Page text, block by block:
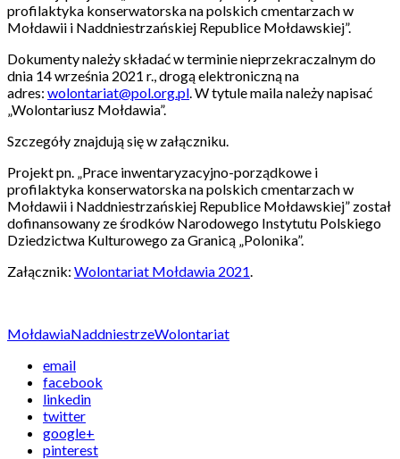
profilaktyka konserwatorska na polskich cmentarzach w
Mołdawii i Naddniestrzańskiej Republice Mołdawskiej”.
Dokumenty należy składać w terminie nieprzekraczalnym do
dnia 14 września 2021 r., drogą elektroniczną na
adres: wolontariat@pol.org.pl. W tytule maila należy napisać
„Wolontariusz Mołdawia”.
Szczegóły znajdują się w załączniku.
Projekt pn. „Prace inwentaryzacyjno-porządkowe i
profilaktyka konserwatorska na polskich cmentarzach w
Mołdawii i Naddniestrzańskiej Republice Mołdawskiej” został
dofinansowany ze środków Narodowego Instytutu Polskiego
Dziedzictwa Kulturowego za Granicą „Polonika”.
Załącznik: Wolontariat Mołdawia 2021.
MołdawiaNaddniestrzeWolontariat
email
facebook
linkedin
twitter
google+
pinterest